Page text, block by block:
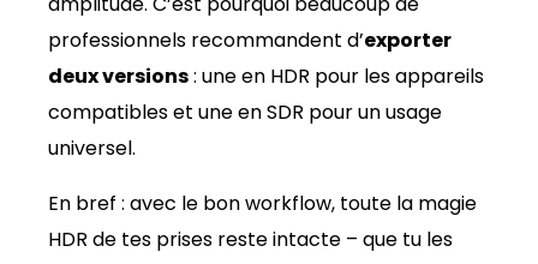
professionnels recommandent d’exporter
deux versions: une en HDR pour les appareils
compatibles et une en SDR pour un usage
universel.
En bref : avec le bon workflow, toute la magie
HDR de tes prises reste intacte – que tu les